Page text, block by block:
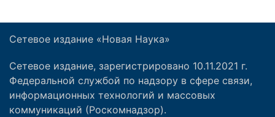
Сетевое издание «Новая Наука»
Сетевое издание, зарегистрировано 10.11.2021 г.
Федеральной службой по надзору в сфере связи,
информационных технологий и массовых
коммуникаций (Роскомнадзор).